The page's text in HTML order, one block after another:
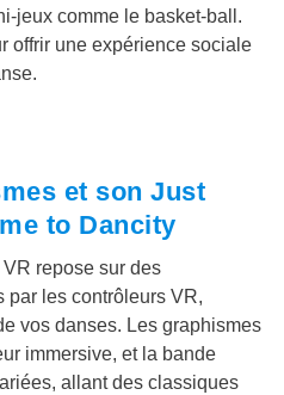
jeux comme le basket-ball.
offrir une expérience sociale
et son Just
to Dancity
repose sur des
par les contrôleurs VR,
vos danses. Les graphismes
immersive, et la bande
allant des classiques